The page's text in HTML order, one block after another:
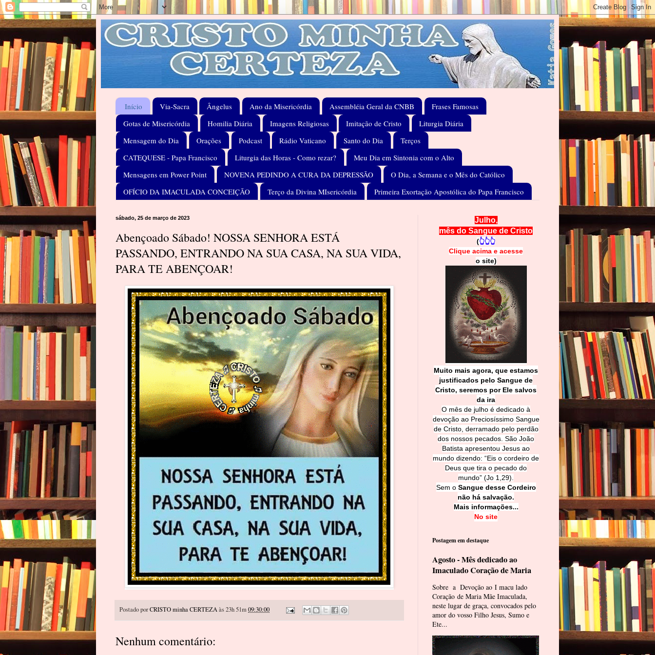
Início Via-Sacra Ângelus Ano da Misericórdia Assembléia Geral da CNBB
Frases Famosas
Gotas de Misericórdia
Homilia Diária Imagens Religiosas Imitação de Cristo
Liturgia Diária
Mensagem do Dia
Orações Podcast Rádio Vaticano Santo do Dia
Terços
CATEQUESE - Papa Francisco
Liturgia das Horas - Como rezar?
Meu Dia em Sintonia com o Alto
Mensagens em Power Point
NOVENA PEDINDO A CURA DA DEPRESSÃO
O Dia, a Semana e o Mês do Católico
OFÍCIO DA IMACULADA CONCEIÇÃO
Terço da Divina MIsericórdia Primeira Exortação Apostólica do Papa Francisco
sábado, 25 de março de 2023
Abençoado Sábado! NOSSA SENHORA ESTÁ
PASSANDO, ENTRANDO NA SUA CASA, NA SUA VIDA,
PARA TE ABENÇOAR!
Postado porCRISTO minha CERTEZAàs 23h 51m09:30:00
Nenhum comentário:
Julho,
mês do Sangue de Cristo
(👆👆👆
Clique acima e acesse
o site)
Muito mais agora, que estamos
justificados pelo Sangue de
Cristo, seremos por Ele salvos
da ira
O mês de julho é dedicado à
devoção ao Preciosíssimo Sangue
de Cristo, derramado pelo perdão
dos nossos pecados. São João
Batista apresentou Jesus ao
mundo dizendo: “Eis o cordeiro de
Deus que tira o pecado do
mundo” (Jo 1,29).
Sem o Sangue desse Cordeiro
não há salvação.
Mais informações...
No site
Postagem em destaque
Agosto - Mês dedicado ao
Imaculado Coração de Maria
Sobre a Devoção ao I macu lado
Coração de Maria Mãe Imaculada,
neste lugar de graça, convocados pelo
amor do vosso Filho Jesus, Sumo e
Ete...